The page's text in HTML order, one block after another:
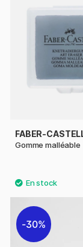
FABER-
Gomme malléable
30%